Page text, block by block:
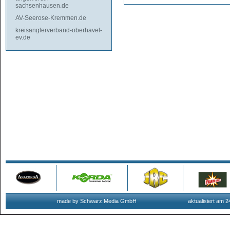
sachsenhausen.de
AV-Seerose-Kremmen.de
kreisanglerverband-oberhavel-
ev.de
made by Schwarz.Media GmbH aktualisiert am